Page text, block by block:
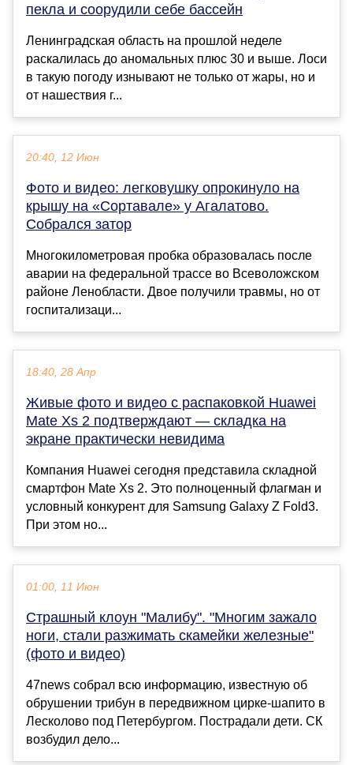
пекла и соорудили себе бассейн
Ленинградская область на прошлой неделе
раскалилась до аномальных плюс 30 и выше. Лоси
в такую погоду изнывают не только от жары, но и
от нашествия г...
20:40, 12 Июн
Фото и видео: легковушку опрокинуло на
крышу на «Сортавале» у Агалатово.
Собрался затор
Многокилометровая пробка образовалась после
аварии на федеральной трассе во Всеволожском
районе Ленобласти. Двое получили травмы, но от
госпитализаци...
18:40, 28 Апр
Живые фото и видео с распаковкой Huawei
Mate Xs 2 подтверждают — складка на
экране практически невидима
Компания Huawei сегодня представила складной
смартфон Mate Xs 2. Это полноценный флагман и
условный конкурент для Samsung Galaxy Z Fold3.
При этом но...
01:00, 11 Июн
Страшный клоун "Малибу". "Многим зажало
ноги, стали разжимать скамейки железные"
(фото и видео)
47news собрал всю информацию, известную об
обрушении трибун в передвижном цирке-шапито в
Лесколово под Петербургом. Пострадали дети. СК
возбудил дело...